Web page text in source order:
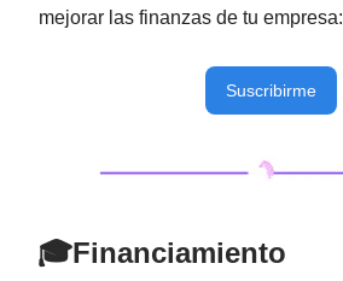
mejorar las finanzas de tu empresa:
Suscribirme
🎓Financiamiento